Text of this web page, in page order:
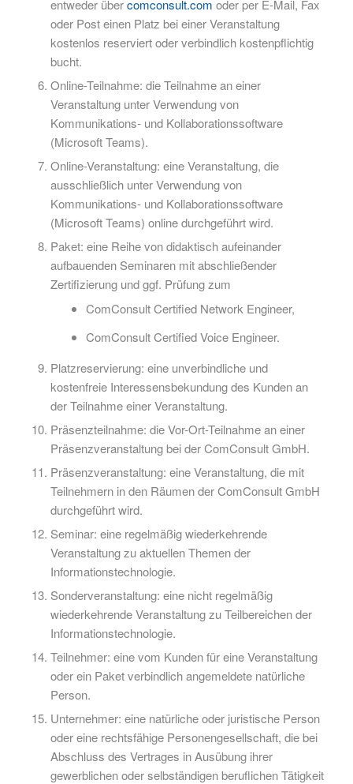
entweder übercomconsult.com oder per E-Mail, Fax
oder Post einen Platz bei einer Veranstaltung
kostenlos reserviert oder verbindlich kostenpflichtig
bucht.
Online-Teilnahme: die Teilnahme an einer
Veranstaltung unter Verwendung von
Kommunikations- und Kollaborationssoftware
(Microsoft Teams).
Online-Veranstaltung: eine Veranstaltung, die
ausschließlich unter Verwendung von
Kommunikations- und Kollaborationssoftware
(Microsoft Teams) online durchgeführt wird.
Paket: eine Reihe von didaktisch aufeinander
aufbauenden Seminaren mit abschließender
Zertifizierung und ggf. Prüfung zum
ComConsult Certified Network Engineer,
ComConsult Certified Voice Engineer.
Platzreservierung: eine unverbindliche und
kostenfreie Interessensbekundung des Kunden an
der Teilnahme einer Veranstaltung.
Präsenzteilnahme: die Vor-Ort-Teilnahme an einer
Präsenzveranstaltung bei der ComConsult GmbH.
Präsenzveranstaltung: eine Veranstaltung, die mit
Teilnehmern in den Räumen der ComConsult GmbH
durchgeführt wird.
Seminar: eine regelmäßig wiederkehrende
Veranstaltung zu aktuellen Themen der
Informationstechnologie.
Sonderveranstaltung: eine nicht regelmäßig
wiederkehrende Veranstaltung zu Teilbereichen der
Informationstechnologie.
Teilnehmer: eine vom Kunden für eine Veranstaltung
oder ein Paket verbindlich angemeldete natürliche
Person.
Unternehmer: eine natürliche oder juristische Person
oder eine rechtsfähige Personengesellschaft, die bei
Abschluss des Vertrages in Ausübung ihrer
gewerblichen oder selbständigen beruflichen Tätigkeit